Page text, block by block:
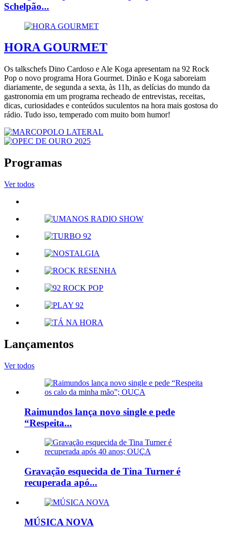
Schelpão...
HORA GOURMET
Os talkschefs Dino Cardoso e Ale Koga apresentam na 92 Rock
Pop o novo programa Hora Gourmet. Dinão e Koga saboreiam
diariamente, de segunda a sexta, às 11h, as delícias do mundo da
gastronomia em um programa recheado de entrevistas, receitas,
dicas, curiosidades e conteúdos suculentos na hora mais gostosa do
rádio. Tudo isso, temperado com muito bom humor!
Programas
Ver todos
Lançamentos
Ver todos
Raimundos lança novo single e pede
“Respeita...
Gravação esquecida de Tina Turner é
recuperada apó...
MÚSICA NOVA